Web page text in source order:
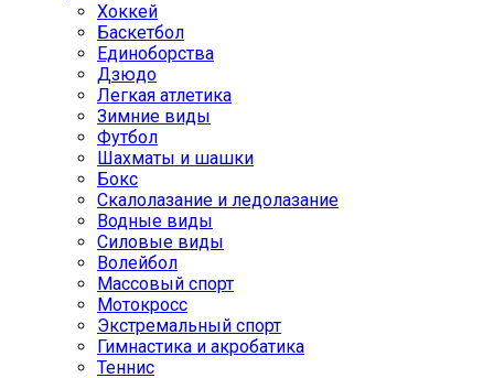
Хоккей
Баскетбол
Единоборства
Дзюдо
Легкая атлетика
Зимние виды
Футбол
Шахматы и шашки
Бокс
Скалолазание и ледолазание
Водные виды
Силовые виды
Волейбол
Массовый спорт
Мотокросс
Экстремальный спорт
Гимнастика и акробатика
Теннис